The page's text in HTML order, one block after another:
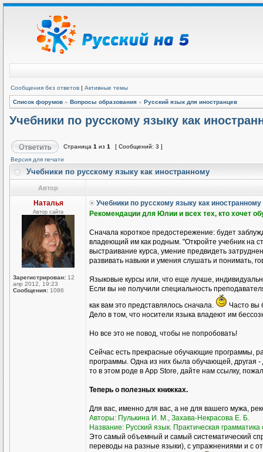
Сообщения без ответов | Активные темы
Список форумов » Вопросы образования » Русский язык для иностранцев
Учебники по русскому языку как
Страница 1 из 1
[ Сообщений: 3 ]
Версия для печати
Учебники по русскому языку как иностранному
Автор
Наталья
Автор сайта
Зарегистрирован: 12
апр 2012, 19:23
Сообщения: 1086
Учебники по русскому языку как иностранному
Рекомендации для Юлии и всех тех, кто хочет
Сначала короткое предостережение: будет
владеющий им как родным. "Откройте учебник на
выстраивание курса, умение предвидеть
развивать навыки и умения слушать и понимать,
Языковые курсы или, что еще лучше,
Если вы не получили специальность
как вам это представлялось сначала.
Часто вы
Дело в том, что носители языка владеют им
Но все это не повод, чтобы не попробовать!
Сейчас есть прекрасные обучающие программы,
программы. Одна из них была обучающей, другая -
то в этом роде в Аpp Store, дайте нам ссылку,
Теперь о полезных книжках.
Для вас, именно для вас, а не для вашего мужа,
Авторы: Пулькина И. М., Захава-Некрасова Е. Б.
Название: Русский язык. Практическая
Это самый объемный и самый систематический
переводы на разные языки), с упражнениями и с